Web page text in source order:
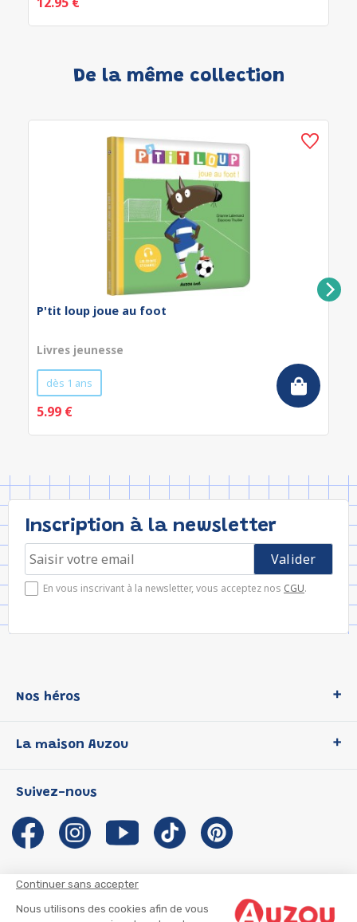
Continuer sans accepter
Nous utilisons des cookies afin de vous
De la même collection
P'tit loup joue au foot
Livres jeunesse
dès 1 ans
5.99 €
Inscription à la newsletter
En vous inscrivant à la newsletter, vous acceptez nos CGU.
Nos héros
P'tit Loup
Les Influenceuses
Migali
Petite Taupe
La maison Auzou
Notre histoire
Auzou s'engage
Auteurs et illustrateurs Auzou
Suivez-nous
CGU